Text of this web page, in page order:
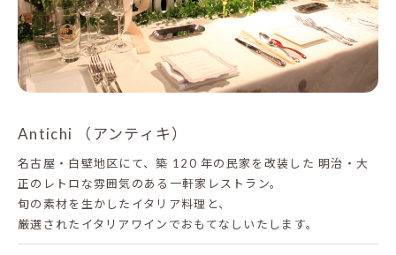
Antichi （アンティキ）
名古屋・白壁地区にて、築 120 年の民家を改装した 明治・大
正のレトロな雰囲気のある一軒家レストラン。
旬の素材を生かしたイタリア料理と、
厳選されたイタリアワインでおもてなしいたします。